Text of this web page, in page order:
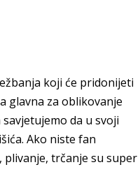
koji će pridonijeti
glavna za oblikovanje
da u svoji
Ako niste fan
trčanje su super